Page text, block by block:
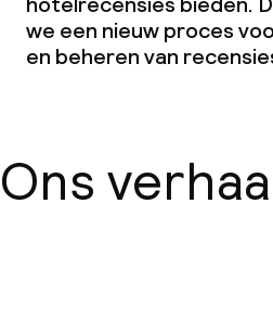
we een nieuw proces
en beheren van
Ons